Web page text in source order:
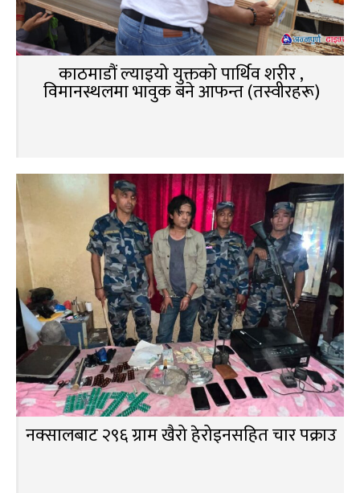
काठमाडौं ल्याइयो युक्तको पार्थिव शरीर ,
विमानस्थलमा भावुक बने आफन्त (तस्वीरहरू)
नक्सालबाट २९६ ग्राम खैरो हेरोइनसहित चार पक्राउ